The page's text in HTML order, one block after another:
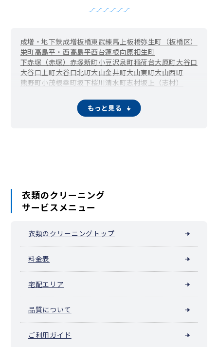
成増・地下鉄成増板橋東武練馬上板橋弥生町（板橋区）
栄町高島平・西高島平西台蓮根向原相生町
下赤塚（赤塚） 赤塚新町小豆沢泉町稲荷台大原町大谷口
大谷口上町大谷口北町大山金井町大山東町大山西町
熊野町小茂根幸町坂下桜川清水町志村坂上（志村）
本蓮沼（蓮沼町） 氷川町東坂下
三園南常盤台宮本町
もっと見る
衣類のクリーニング
サービスメニュー
衣類のクリーニングトップ
料金表
宅配エリア
品質について
ご利用ガイド